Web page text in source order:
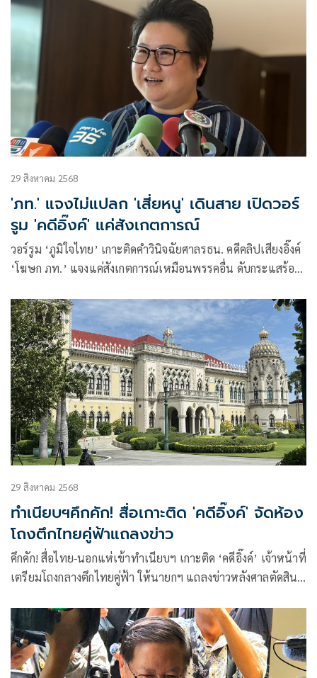
29 สิงหาคม 2568
'ภท.' แจงไม่แปลก 'เสี่ยหนู' เดินสาย เปิดวอร์
รูม 'คดีอิ๊งค์' แค่สังเกตการณ์
วอร์รูม ‘ภูมิใจไทย’ เกาะติดคำวินิจฉัยศาลรธน. คดีคลิปเสียงอิ๊งค์
‘โฆษก ภท.’ แจงแค่สังเกตการณ์เหมือนพรรคอื่น ดับกระแสร้อน
เยอะ
29 สิงหาคม 2568
ทำเนียบฯคึกคัก! สื่อเกาะติด 'คดีอิ๊งค์' จัดห้อง
โถงตึกไทยคู่ฟ้าแถลงข่าว
คึกคัก! สื่อไทย-นอกแห่เข้าทำเนียบฯ เกาะติด ‘คดีอิ๊งค์’ เจ้าหน้าที่
เตรียมโถงกลางตึกไทยคู่ฟ้า ให้นายกฯ แถลงข่าวหลังศาลตัดสิน